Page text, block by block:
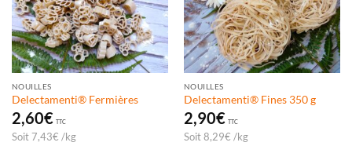
NOUILLES
Delectamenti® Fermières
2,60€ TTC
Soit 7,43€ /kg
NOUILLES
Delectamenti® Fines 350 g
2,90€ TTC
Soit 8,29€ /kg